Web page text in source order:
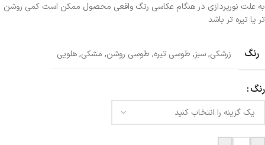
به علت نورپردازی در هنگام عکاسی رنگ واقعی محصول ممکن است کمی روشن
تر یا تیره تر باشد
رنگ زرشکی,سبز, طوسی تیره, طوسی روشن, مشکی,هلویی
رنگ